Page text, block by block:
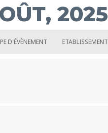
2025
D'ÉVÈNEMENT ETABLISSEMENT